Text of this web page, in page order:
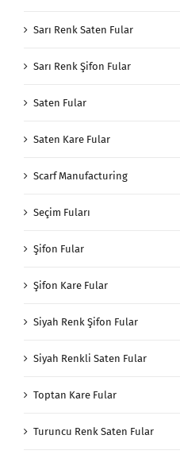
Sarı Renk Saten Fular
Sarı Renk Şifon Fular
Saten Fular
Saten Kare Fular
Scarf Manufacturing
Seçim Fuları
Şifon Fular
Şifon Kare Fular
Siyah Renk Şifon Fular
Siyah Renkli Saten Fular
Toptan Kare Fular
Turuncu Renk Saten Fular